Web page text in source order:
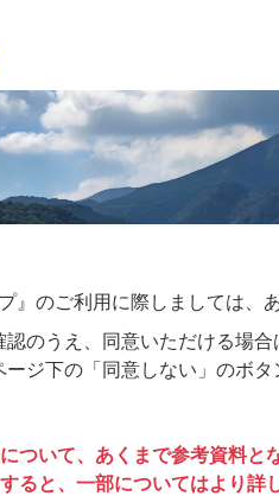
』のご利用に際しましては、
のうえ、同意いただける場
ジ下の「同意しない」のボタ
ついて、あくまで参考資料と
ると、一部についてはより詳